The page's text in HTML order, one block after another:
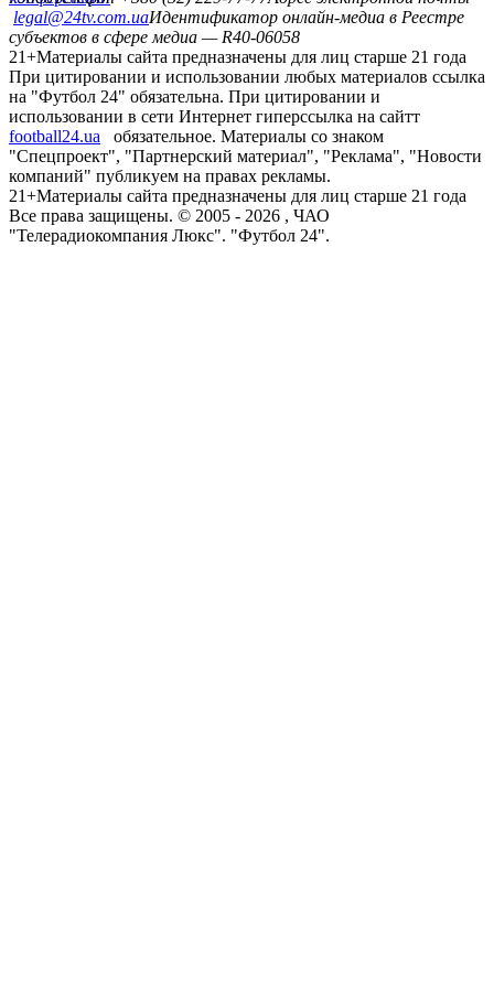
legal@24tv.com.uaИдентификатор онлайн-медиа в Реестре
субъектов в сфере медиа — R40-06058
21+Материалы сайта предназначены для лиц старше 21 года
При цитировании и использовании любых материалов ссылка
на "Футбол 24" обязательна. При цитировании и
использовании в сети Интернет гиперссылка на сайтт
football24.ua
обязательное. Материалы со знаком
"Спецпроект", "Партнерский материал", "Реклама", "Новости
компаний" публикуем на правах рекламы.
21+Материалы сайта предназначены для лиц старше 21 года
Все права защищены. © 2005 - 2026 , ЧАО
"Телерадиокомпания Люкс". "Футбол 24".